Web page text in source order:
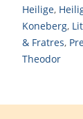
Heilige,
Koneberg,
& Fratres,
Theodor